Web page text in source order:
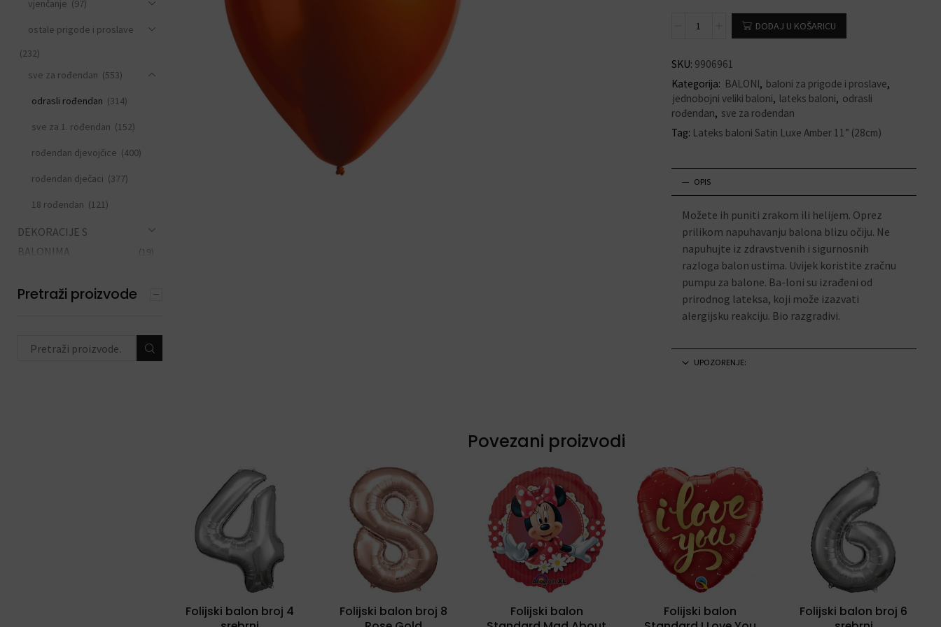
DODAJ U KOŠARICU
SKU: 9906961
Kategorija: BALONI, baloni za prigode i proslave,
jednobojni veliki baloni, lateks baloni, odrasli
rođendan, sve za rođendan
Tag: Lateks baloni Satin Luxe Amber 11” (28cm)
OPIS
Možete ih puniti zrakom ili helijem. Oprez
prilikom napuhavanju balona blizu očiju. Ne
napuhujte iz zdravstvenih i sigurnosnih
razloga balon ustima. Uvijek koristite zračnu
pumpu za balone. Ba-loni su izrađeni od
prirodnog lateksa, koji može izazvati
alergijsku reakciju. Bio razgradivi.
UPOZORENJE:
Povezani proizvodi
Folijski balon broj 4
Folijski balon broj 8
Folijski balon
Folijski balon
Folijski balon broj 6
vjenčanje (97)
ostale prigode i proslave
(232)
sve za rođendan (553)
odrasli rođendan (314)
sve za 1. rođendan (152)
rođendan djevojčice (400)
rođendan dječaci (377)
18 rođendan (121)
DEKORACIJE S
BALONIMA
(19)
Pretraži proizvode